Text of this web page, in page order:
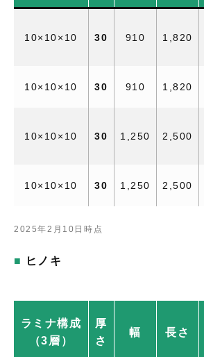
10×10×10 30 910 1,820
10×10×10 30 910 1,820
10×10×10 30 1,250 2,500
10×10×10 30 1,250 2,500
2025年2月10日時点
ヒノキ
ラミナ構成
（3層）
厚
さ
幅 長さ